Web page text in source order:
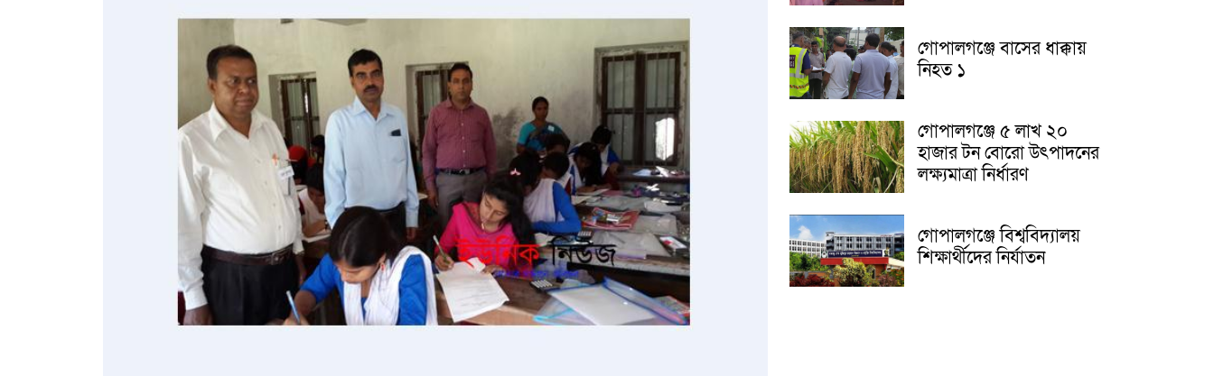
গোপালগঞ্জে বাসের ধাক্কায়
নিহত ১
গোপালগঞ্জে ৫ লাখ ২০
হাজার টন বোরো উৎপাদনের
লক্ষ্যমাত্রা নির্ধারণ
গোপালগঞ্জে বিশ্ববিদ্যালয়
শিক্ষার্থীদের নির্যাতন